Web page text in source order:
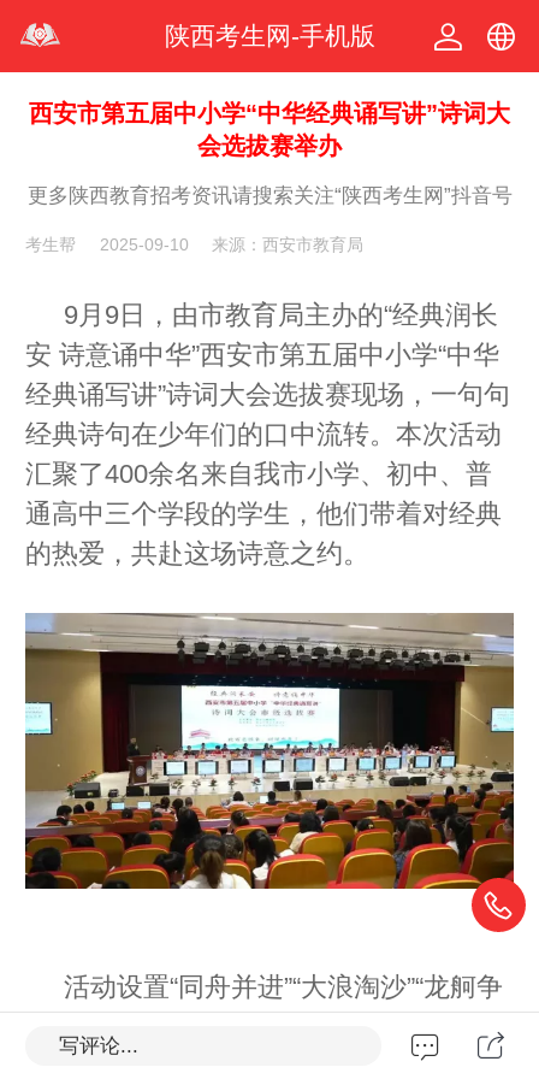
陕西考生网-手机版
中文
西安市第五届中小学“中华经典诵写讲”诗词大
会选拔赛举办
更多陕西教育招考资讯请搜索关注“陕西考生网”抖音号
考生帮 2025-09-10 来源：西安市教育局
9月9日，由市教育局主办的“经典润长
安 诗意诵中华”西安市第五届中小学“中华
经典诵写讲”诗词大会选拔赛现场，一句句
经典诗句在少年们的口中流转。本次活动
汇聚了400余名来自我市小学、初中、普
通高中三个学段的学生，他们带着对经典
的热爱，共赴这场诗意之约。
活动设置“同舟并进”“大浪淘沙”“龙舸争
魁”三个互动环节。在“同舟并进”环节，设
置了“成语填字”“诗词填字”和“诗词对句”三
写评论...